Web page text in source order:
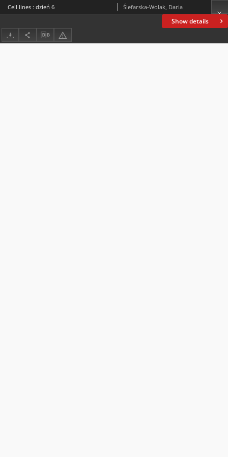
Show details
Cell lines : dzień 6 Ślefarska-Wolak, Daria